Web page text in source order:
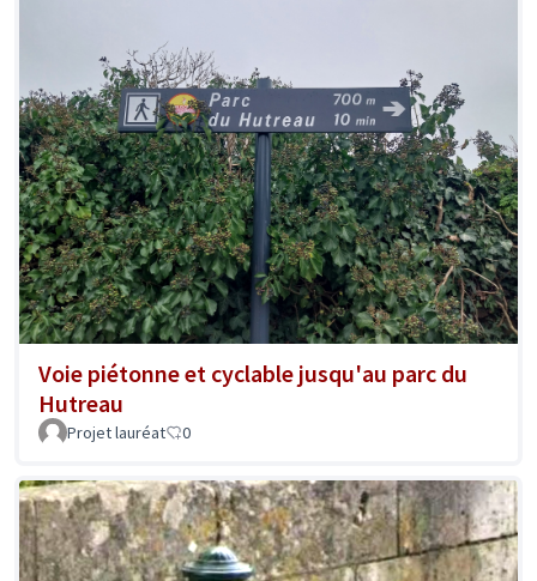
Voie piétonne et cyclable jusqu'au parc du
Hutreau
Projet lauréat 0